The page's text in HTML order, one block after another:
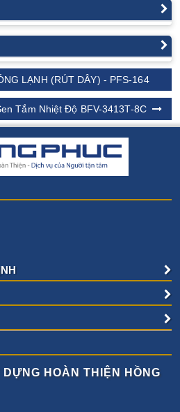
LẠNH (RÚT DÂY) - PFS-164
Tắm Nhiệt Độ BFV-3413T-8C
HOÀN THIỆN HỒNG